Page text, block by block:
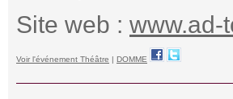
Site web :
Voir l'événement Théâtre | DOMME